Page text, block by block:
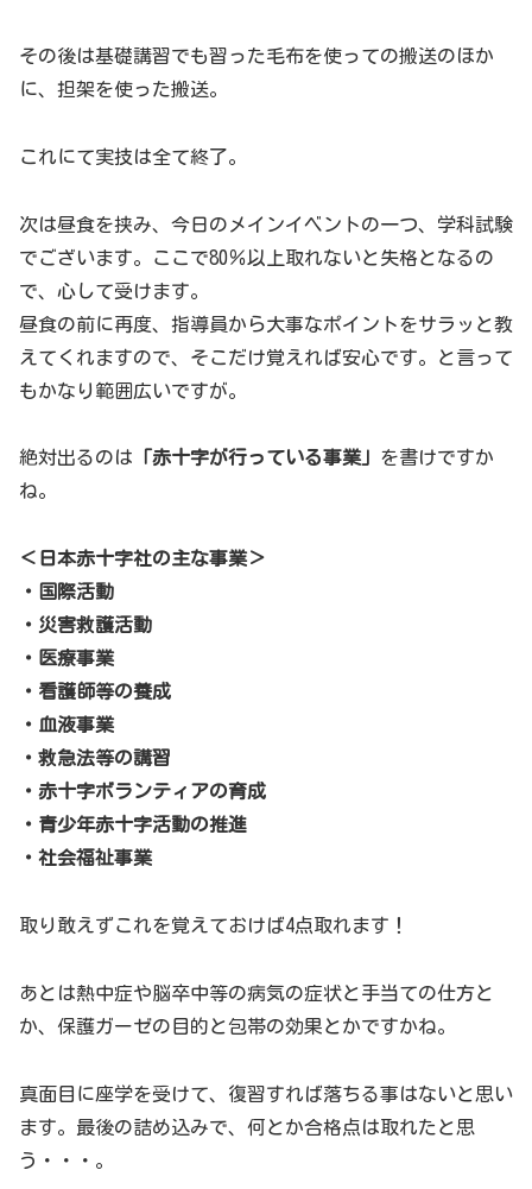
その後は基礎講習でも習った毛布を使っての搬送のほか
に、担架を使った搬送。
これにて実技は全て終了。
次は昼食を挟み、今日のメインイベントの一つ、学科試験
でございます。ここで80％以上取れないと失格となるの
で、心して受けます。
昼食の前に再度、指導員から大事なポイントをサラッと教
えてくれますので、そこだけ覚えれば安心です。と言って
もかなり範囲広いですが。
絶対出るのは 「赤十字が行っている事業」 を書けですか
ね。
＜日本赤十字社の主な事業＞
・国際活動
・災害救護活動
・医療事業
・看護師等の養成
・血液事業
・救急法等の講習
・赤十字ボランティアの育成
・青少年赤十字活動の推進
・社会福祉事業
取り敢えずこれを覚えておけば4点取れます！
あとは熱中症や脳卒中等の病気の症状と手当ての仕方と
か、保護ガーゼの目的と包帯の効果とかですかね。
真面目に座学を受けて、復習すれば落ちる事はないと思い
ます。最後の詰め込みで、何とか合格点は取れたと思
う・・・。